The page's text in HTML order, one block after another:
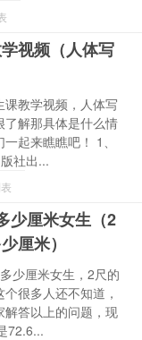
视频（人体写
教学视频，人体写
了解那具体是什么情
起来瞧瞧吧！ 1、
社出...
少厘米女生（2
厘米）
少厘米女生，2尺的
很多人还不知道，
解答以上的问题，现
72.6...